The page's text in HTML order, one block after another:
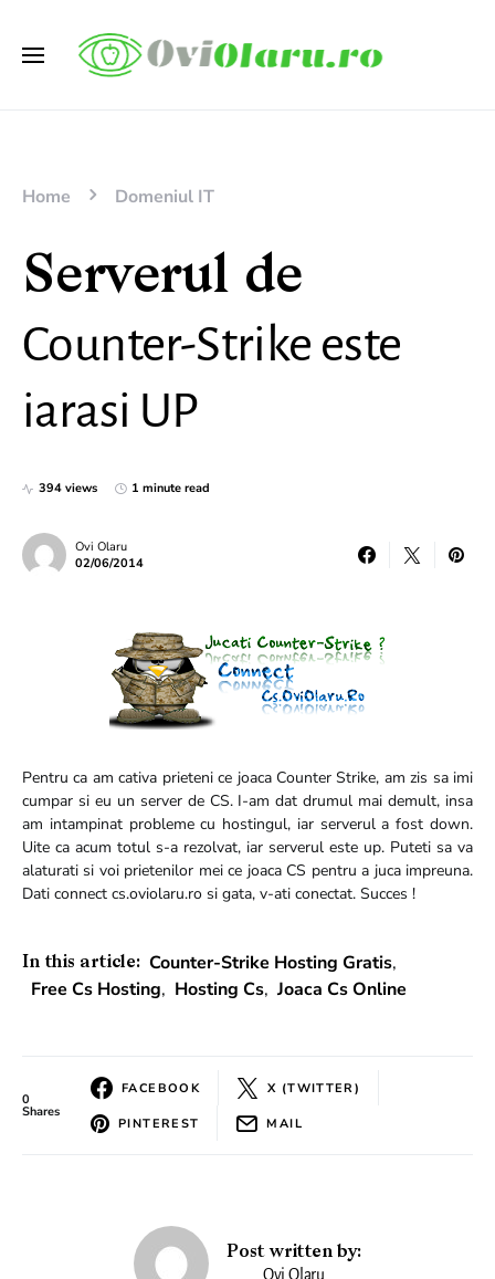
Home Domeniul IT
Serverul de
Counter-Strike este
iarasi UP
394 views 1 minute read
Ovi Olaru
02/06/2014
Pentru ca am cativa prieteni ce joaca Counter Strike, am zis sa imi
cumpar si eu un server de CS. I-am dat drumul mai demult, insa
am intampinat probleme cu hostingul, iar serverul a fost down.
Uite ca acum totul s-a rezolvat, iar serverul este up. Puteti sa va
alaturati si voi prietenilor mei ce joaca CS pentru a juca impreuna.
Dati connect cs.oviolaru.ro si gata, v-ati conectat. Succes !
In this article: Counter-Strike Hosting Gratis,
Free Cs Hosting, Hosting Cs, Joaca Cs Online
0
Shares
FACEBOOK X (TWITTER)
PINTEREST MAIL
Post written by:
Ovi Olaru